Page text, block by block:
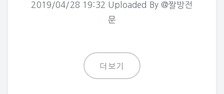
2019/04/28 19:32 Uploaded By @짤방전
문
더보기